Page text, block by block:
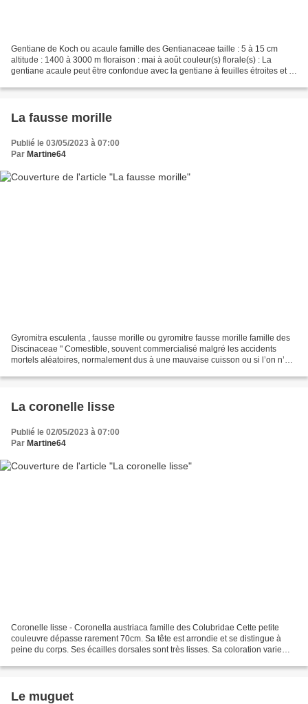
Gentiane de Koch ou acaule famille des Gentianaceae taille : 5 à 15 cm
altitude : 1400 à 3000 m floraison : mai à août couleur(s) florale(s) : La
gentiane acaule peut être confondue avec la gentiane à feuilles étroites et la
La fausse morille
Publié le 03/05/2023 à 07:00
Par Martine64
Gyromitra esculenta , fausse morille ou gyromitre fausse morille famille des
Discinaceae " Comestible, souvent commercialisé malgré les accidents
mortels aléatoires, normalement dus à une mauvaise cuisson ou si l’on n’a
La coronelle lisse
Publié le 02/05/2023 à 07:00
Par Martine64
Coronelle lisse - Coronella austriaca famille des Colubridae Cette petite
couleuvre dépasse rarement 70cm. Sa tête est arrondie et se distingue à
peine du corps. Ses écailles dorsales sont très lisses. Sa coloration varie
Le muguet